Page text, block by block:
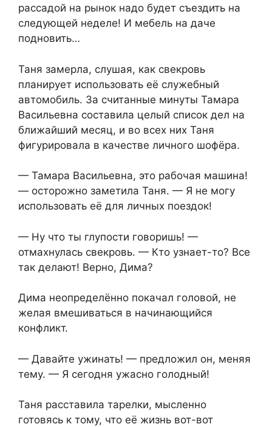
рассадой на рынок надо будет съездить на
следующей неделе! И мебель на даче
подновить…
Таня замерла, слушая, как свекровь
планирует использовать её служебный
автомобиль. За считанные минуты Тамара
Васильевна составила целый список дел на
ближайший месяц, и во всех них Таня
фигурировала в качестве личного шофёра.
— Тамара Васильевна, это рабочая машина!
— осторожно заметила Таня. — Я не могу
использовать её для личных поездок!
— Ну что ты глупости говоришь! —
отмахнулась свекровь. — Кто узнает-то? Все
так делают! Верно, Дима?
Дима неопределённо покачал головой, не
желая вмешиваться в начинающийся
конфликт.
— Давайте ужинать! — предложил он, меняя
тему. — Я сегодня ужасно голодный!
Таня расставила тарелки, мысленно
готовясь к тому, что её жизнь вот-вот